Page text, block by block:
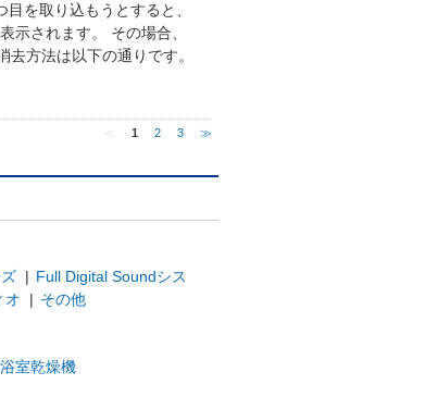
を取り込もうとすると、
示されます。 その場合、
方法は以下の通りです。
1 2 3 ≫
| Full Digital Soundシス
オ | その他
浴室乾燥機